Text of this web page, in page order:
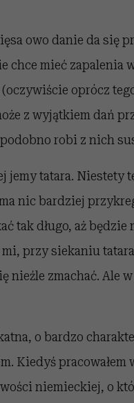
owo danie da się
chce mieć zapalenia
oprócz
z wyjątkiem dań
robi z nich
jemy tatara. Niestety
nic bardziej
tak długo, aż będzie
przy siekaniu
nieźle zmachać. Ale
o bardzo
Kiedyś pracowałem
niemieckiej, o